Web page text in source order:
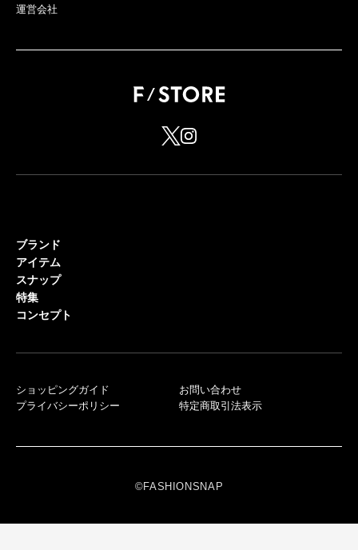
運営会社
ブランド
アイテム
スナップ
特集
コンセプト
ショッピングガイド
プライバシーポリシー
お問い合わせ
特定商取引法表示
©FASHIONSNAP